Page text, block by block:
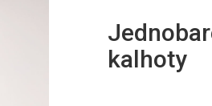
kalhoty